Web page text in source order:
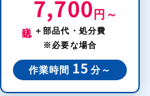
7,700 円～
＋部品代・処分費
※必要な場合
作業時間 15 分～